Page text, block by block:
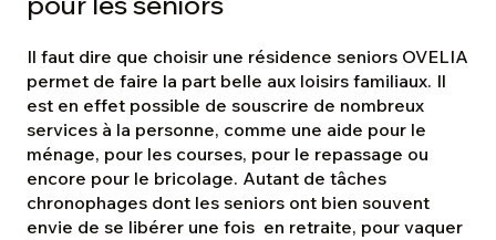
Il faut dire que choisir une résidence seniors OVELIA
permet de faire la part belle aux loisirs familiaux. Il
est en effet possible de souscrire de nombreux
services à la personne, comme une aide pour le
ménage, pour les courses, pour le repassage ou
encore pour le bricolage. Autant de tâches
chronophages dont les seniors ont bien souvent
envie de se libérer une fois en retraite, pour vaquer